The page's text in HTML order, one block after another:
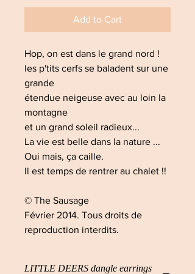
Add to Cart
Hop, on est dans le grand nord !
les p'tits cerfs se baladent sur une
grande
étendue neigeuse avec au loin la
montagne
et un grand soleil radieux...
La vie est belle dans la nature ...
Oui mais, ça caille.
Il est temps de rentrer au chalet !!
© The Sausage
Février 2014. Tous droits de
reproduction interdits.
LITTLE DEERS dangle earrings